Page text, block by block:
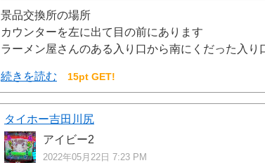
景品交換所の場所
カウンターを左に出て目の前にあります
ラーメン屋さんのある入り口から南にくだった入り
続きを読む 15pt GET!
タイホー吉田川尻
アイビー2
2022年05月22日 7:23 PM